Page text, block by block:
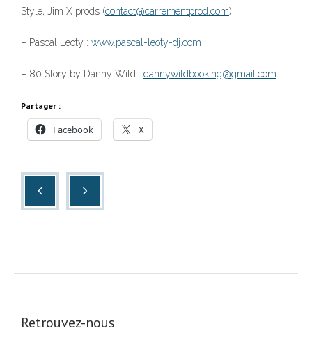
Style, Jim X prods (contact@carrementprod.com)
– Pascal Leoty : www.pascal-leoty-dj.com
– 80 Story by Danny Wild : dannywildbooking@gmail.com
Partager :
Facebook X
Retrouvez-nous